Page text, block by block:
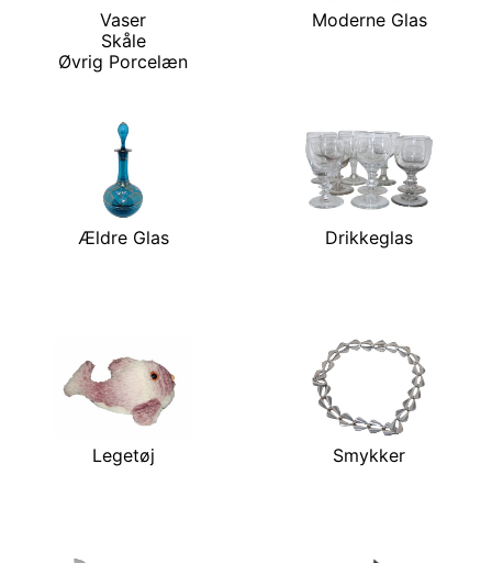
Vaser
Skåle
Øvrig Porcelæn
Moderne Glas
Ældre Glas Drikkeglas
Legetøj Smykker